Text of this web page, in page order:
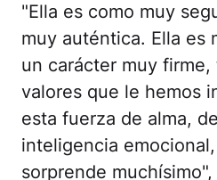
"Ella es como muy
muy auténtica. Ella es
un carácter muy
valores que le hemos
esta fuerza de alma,
inteligencia
sorprende